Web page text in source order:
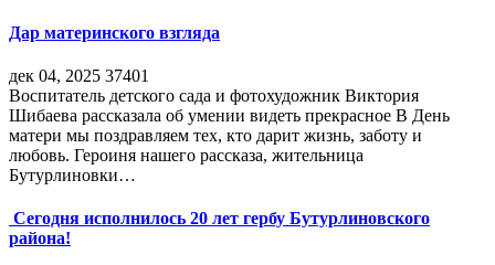
Дар материнского взгляда
дек 04, 2025 37401
Воспитатель детского сада и фотохудожник Виктория
Шибаева рассказала об умении видеть прекрасное В День
матери мы поздравляем тех, кто дарит жизнь, заботу и
любовь. Героиня нашего рассказа, жительница
Бутурлиновки…
Сегодня исполнилось 20 лет гербу Бутурлиновского
района!